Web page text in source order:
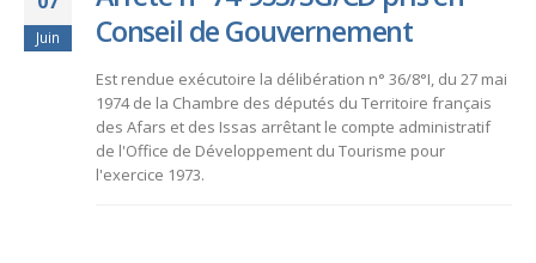
Juin
Conseil de Gouvernement
Est rendue exécutoire la délibération n° 36/8°I, du 27 mai
1974 de la Chambre des députés du Territoire français
des Afars et des Issas arrêtant le compte administratif
de l'Office de Développement du Tourisme pour
l'exercice 1973.